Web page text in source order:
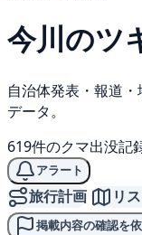
今川のツ
自治体発表・報道
データ。
619件のクマ出没記
アラート
旅行計画 リ
掲載内容の確認を